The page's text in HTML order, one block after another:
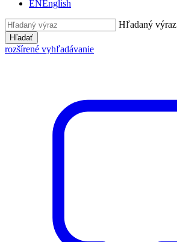
ENEnglish
Hľadaný výraz
Hľadať
rozšírené vyhľadávanie